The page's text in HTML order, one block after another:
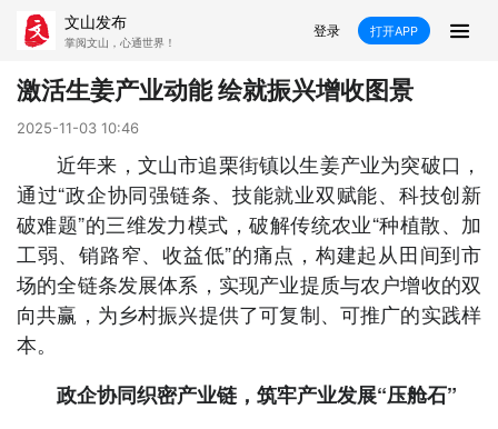
文山发布
掌阅文山，心通世界！
登录 打开APP
新闻
飞卡阅读
媒体看文山 直播 时事 专题
康养 社会 科教 经济
民族 商务
县市
文山市 砚山县 西畴县 麻栗坡县
激活生姜产业动能 绘就振兴增收图景
2025-11-03 10:46
近年来，文山市追栗街镇以生姜产业为突破口，
通过“政企协同强链条、技能就业双赋能、科技创新
破难题”的三维发力模式，破解传统农业“种植散、加
工弱、销路窄、收益低”的痛点，构建起从田间到市
场的全链条发展体系，实现产业提质与农户增收的双
向共赢，为乡村振兴提供了可复制、可推广的实践样
本。
政企协同织密产业链，筑牢产业发展“压舱石”